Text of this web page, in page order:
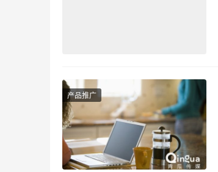
产品推广